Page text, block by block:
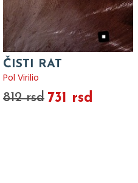
ČISTI RAT
Pol Virilio
812 rsd 731 rsd